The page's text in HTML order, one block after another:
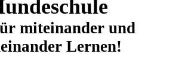
miteinander und
Lernen!